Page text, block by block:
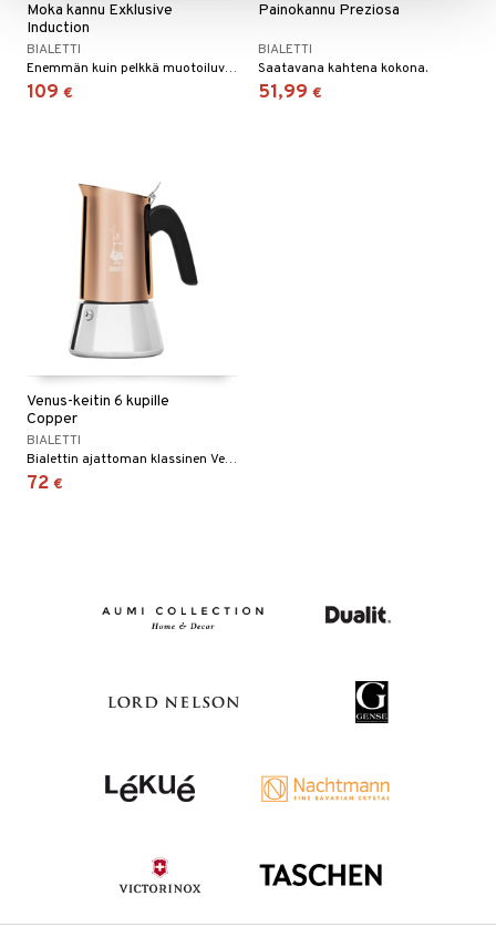
Moka kannu Exklusive
Induction
BIALETTI
Enemmän kuin pelkkä muotoiluvalinta, olemme ylpeitä voidessamme esitellä täysin uuden Moka Exclusive Full Induction -mallimme.
109 €
Painokannu Preziosa
BIALETTI
Saatavana kahtena kokona.
51,99 €
Venus-keitin 6 kupille
Copper
BIALETTI
Bialettin ajattoman klassinen Venus-keitin.
72 €